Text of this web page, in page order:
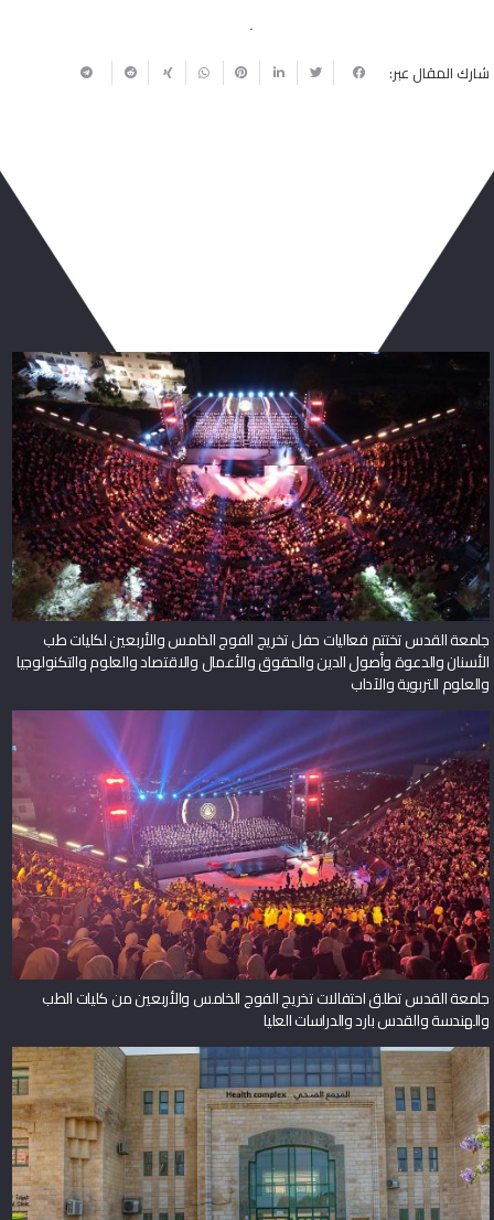
شارك المقال عبر:
جامعة القدس تختتم فعاليات حفل تخريج الفوج الخامس والأربعين لكليات طب
الأسنان والدعوة وأصول الدين والحقوق والأعمال والاقتصاد والعلوم والتكنولوجيا
والعلوم التربوية والآداب
جامعة القدس تطلق احتفالات تخريج الفوج الخامس والأربعين من كليات الطب
والهندسة والقدس بارد والدراسات العليا